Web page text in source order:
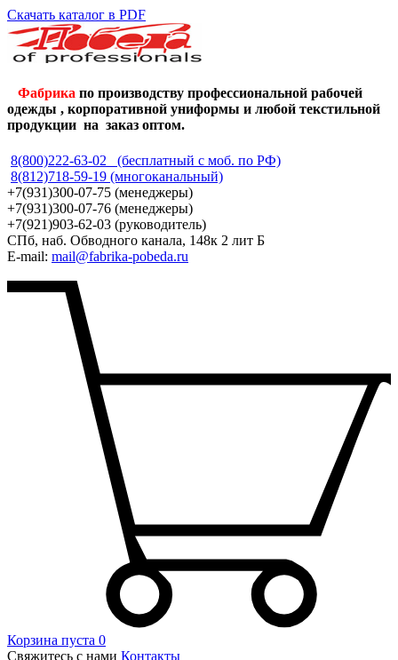
Скачать каталог в PDF
Фабрика по производству профессиональной рабочей
одежды , корпоративной униформы и любой текстильной
продукции на заказ оптом.
8(800)222-63-02 (бесплатный с моб. по РФ)
8(812)718-59-19 (многоканальный)
+7(931)300-07-75 (менеджеры)
+7(931)300-07-76 (менеджеры)
+7(921)903-62-03 (руководитель)
СПб, наб. Обводного канала, 148к 2 лит Б
E-mail: mail@fabrika-pobeda.ru
Корзина пуста 0
Свяжитесь с нами Контакты